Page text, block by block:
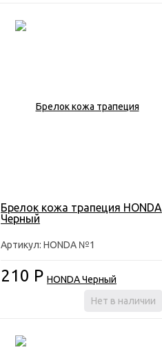
Брелок кожа трапеция HONDA
Черный
Артикул: HONDA №1
210 Р
Нет в наличии